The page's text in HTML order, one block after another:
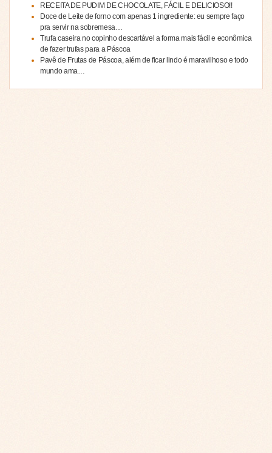
RECEITA DE PUDIM DE CHOCOLATE, FÁCIL E DELICIOSO!!
Doce de Leite de forno com apenas 1 ingrediente: eu sempre faço
pra servir na sobremesa…
Trufa caseira no copinho descartável a forma mais fácil e econômica
de fazer trufas para a Páscoa
Pavê de Frutas de Páscoa, além de ficar lindo é maravilhoso e todo
mundo ama…